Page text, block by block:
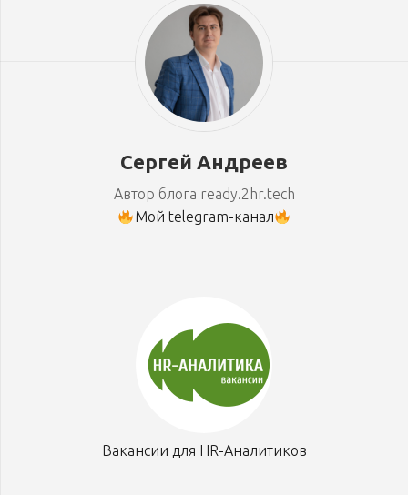
Сергей Андреев
Автор блога ready.2hr.tech
Мой telegram-канал
Вакансии для HR-Аналитиков